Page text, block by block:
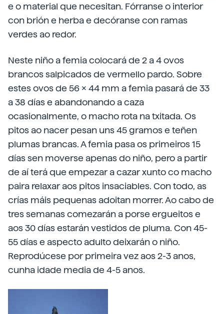
e o material que necesitan. Fórranse o interior
con brión e herba e decóranse con ramas
verdes ao redor.
Neste niño a femia colocará de 2 a 4 ovos
brancos salpicados de vermello pardo. Sobre
estes ovos de 56 x 44 mm a femia pasará de 33
a 38 días e abandonando a caza
ocasionalmente, o macho rota na txitada. Os
pitos ao nacer pesan uns 45 gramos e teñen
plumas brancas. A femia pasa os primeiros 15
días sen moverse apenas do niño, pero a partir
de aí terá que empezar a cazar xunto co macho
paira relaxar aos pitos insaciables. Con todo, as
crías máis pequenas adoitan morrer. Ao cabo de
tres semanas comezarán a porse ergueitos e
aos 30 días estarán vestidos de pluma. Con 45-
55 días e aspecto adulto deixarán o niño.
Reprodúcese por primeira vez aos 2-3 anos,
cunha idade media de 4-5 anos.